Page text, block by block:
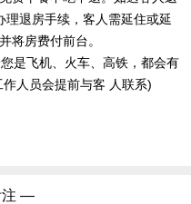
退房手续，客人需延住或延
将房费付前台。
是飞机、火车、高铁，都会有
人员会提前与客 人联系)
注 —